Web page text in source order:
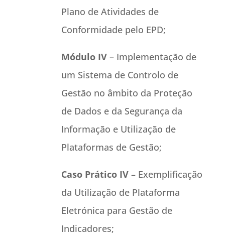
Plano de Atividades de
Conformidade pelo EPD;
Módulo IV – Implementação de
um Sistema de Controlo de
Gestão no âmbito da Proteção
de Dados e da Segurança da
Informação e Utilização de
Plataformas de Gestão;
Caso Prático IV – Exemplificação
da Utilização de Plataforma
Eletrónica para Gestão de
Indicadores;